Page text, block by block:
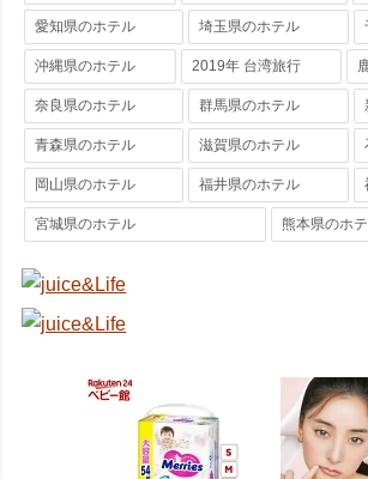
愛知県のホテル 埼玉県のホテル
沖縄県のホテル 2019年 台湾旅行
奈良県のホテル 群馬県のホテル
青森県のホテル 滋賀県のホテル
岡山県のホテル 福井県のホテル
宮城県のホテル 熊本県のホ